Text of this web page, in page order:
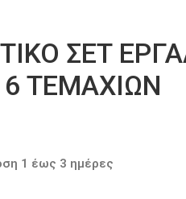
ΣΕΤ
ΤΕΜΑΧΙΩΝ
1 έως 3 ημέρες